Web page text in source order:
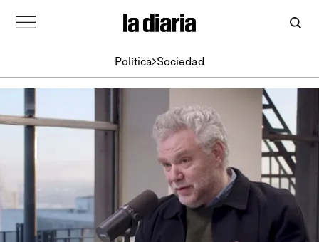
Política Sociedad